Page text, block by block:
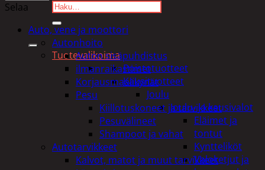
Tuotevalikoima
Poistotuotteet
Kausituotteet
Joulu
Joulu- ja kausivalot
Eläimet ja
tontut
Kyntteliköt
Valoketjut ja
Selaa
Auto, vene ja moottori
Autonhoito
Auton sisäpuhdistus
ilmanraikastimet
Korjausmaalikynät
Pesu
Kiillotuskoneet ja tarvikkeet
Pesuvälineet
Shampoot ja vahat
Autotarvikkeet
Kalvot, matot ja muut tarvikkeet